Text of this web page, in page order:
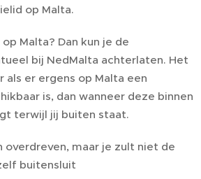
op Malta.
Malta? Dan kun je de
bij NedMalta achterlaten. Het
er ergens op Malta een
is, dan wanneer deze binnen
terwijl jij buiten staat.
overdreven, maar je zult niet de
buitensluit